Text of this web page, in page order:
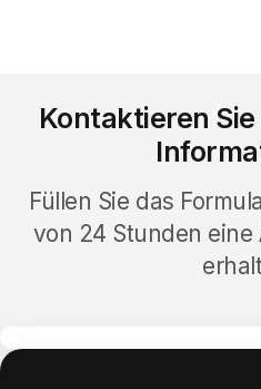
Kontaktieren
Füllen Sie das
von 24 Stunden